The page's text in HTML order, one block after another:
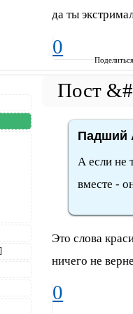
да ты
0
Падший
А если не
вместе -
Это слова
ничего не
0